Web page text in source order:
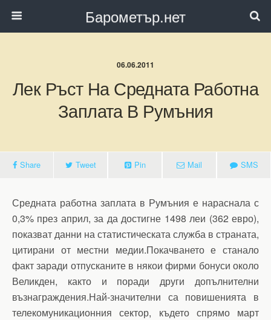
Барометър.нет
06.06.2011
Лек Ръст На Средната Работна
Заплата В Румъния
Share Tweet Pin Mail SMS
Средната работна заплата в Румъния е нараснала с
0,3% през април, за да достигне 1498 леи (362 евро),
показват данни на статистическата служба в страната,
цитирани от местни медии.Покачването е станало
факт заради отпусканите в някои фирми бонуси около
Великден, както и поради други допълнителни
възнаграждения.Най-значителни са повишенията в
телекомуникационния сектор, където спрямо март